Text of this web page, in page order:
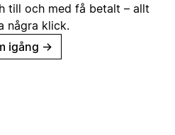
till och med få betalt – allt
några klick.
igång →